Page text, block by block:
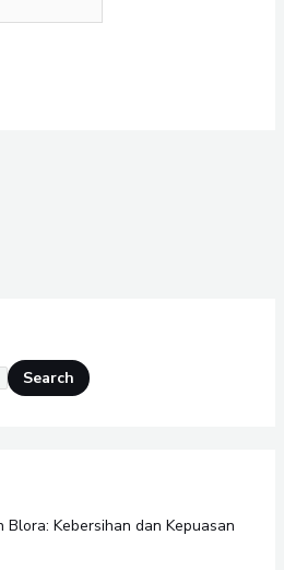
Search
Kebersihan dan Kepuasan